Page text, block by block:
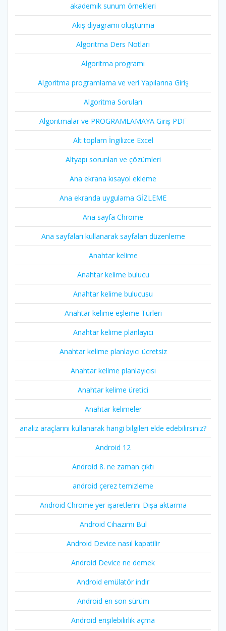
akademik sunum örnekleri
Akış diyagramı oluşturma
Algoritma Ders Notları
Algoritma programı
Algoritma programlama ve veri Yapılarına Giriş
Algoritma Soruları
Algoritmalar ve PROGRAMLAMAYA Giriş PDF
Alt toplam İngilizce Excel
Altyapı sorunları ve çözümleri
Ana ekrana kısayol ekleme
Ana ekranda uygulama GİZLEME
Ana sayfa Chrome
Ana sayfaları kullanarak sayfaları düzenleme
Anahtar kelime
Anahtar kelime bulucu
Anahtar kelime bulucusu
Anahtar kelime eşleme Türleri
Anahtar kelime planlayıcı
Anahtar kelime planlayıcı ücretsiz
Anahtar kelime planlayıcısı
Anahtar kelime üretici
Anahtar kelimeler
analiz araçlarını kullanarak hangi bilgileri elde edebilirsiniz?
Android 12
Android 8. ne zaman çıktı
android çerez temizleme
Android Chrome yer işaretlerini Dışa aktarma
Android Cihazımı Bul
Android Device nasıl kapatilir
Android Device ne demek
Android emülatör indir
Android en son sürüm
Android erişilebilirlik açma